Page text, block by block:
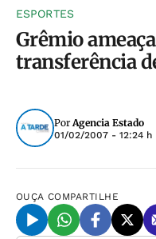
ESPORTES
Grêmio
transferência
PorAgencia Estado
01/02/2007 - 12:24 h
OUÇA COMPARTILHE